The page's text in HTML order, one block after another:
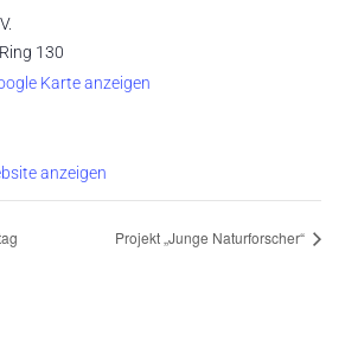
130
Karte anzeigen
anzeigen
Projekt „Junge Naturforscher“